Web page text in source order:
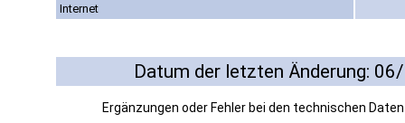
Internet
Datum der letzten Änderung:
Ergänzungen oder Fehler bei den technischen